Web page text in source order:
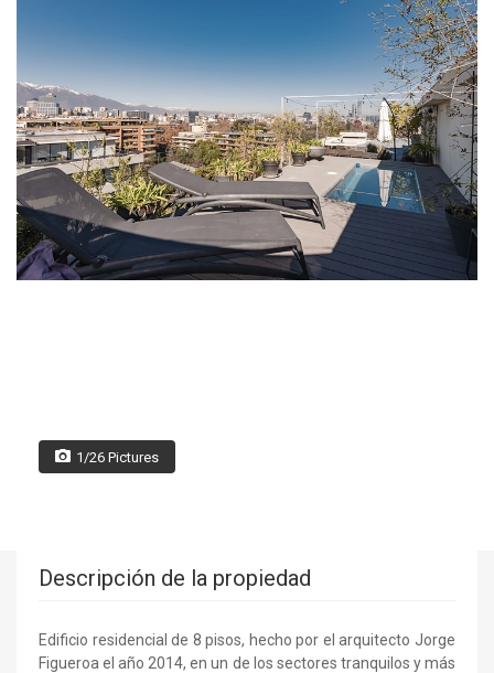
1/26 Pictures
Descripción de la propiedad
Edificio residencial de 8 pisos, hecho por el arquitecto Jorge
Figueroa el año 2014, en un de los sectores tranquilos y más